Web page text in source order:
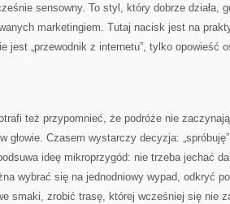
sensowny. To styl, który dobrze działa,
marketingiem. Tutaj nacisk jest na
jest „przewodnik z internetu”, tylko opowieść
też przypomnieć, że podróże nie
głowie. Czasem wystarczy decyzja:
ideę mikroprzygód: nie trzeba jechać
wybrać się na jednodniowy wypad, odkryć
smaki, zrobić trasę, której wcześniej się nie